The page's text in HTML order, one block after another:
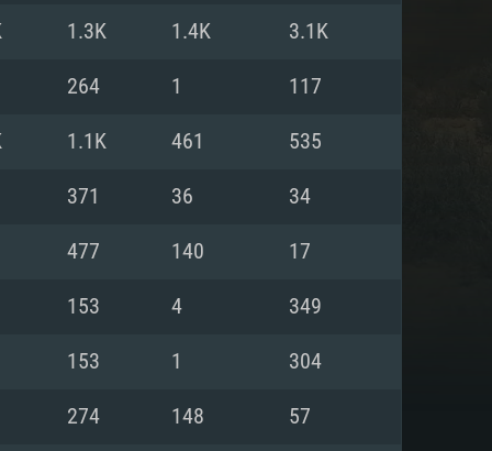
1.3K 1.4K 3.1K
264 1 117
1.1K 461 535
371 36 34
477 140 17
153 4 349
153 1 304
274 148 57